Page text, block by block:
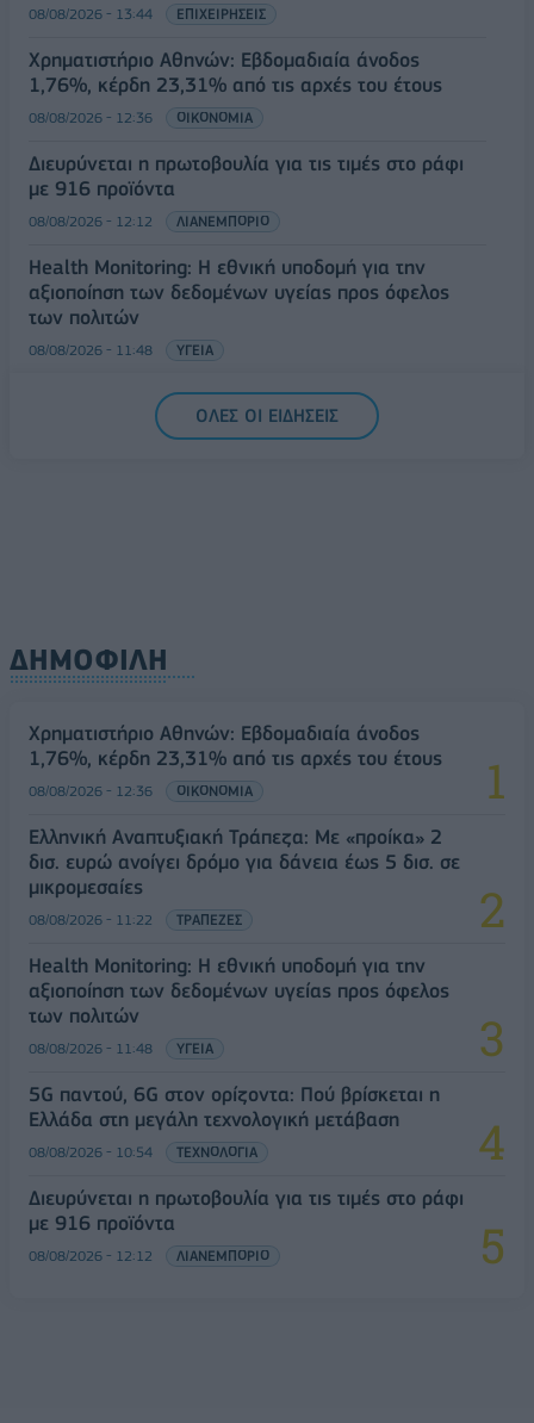
08/08/2026 - 13:44 ΕΠΙΧΕΙΡΗΣΕΙΣ
Χρηματιστήριο Αθηνών: Εβδομαδιαία άνοδος
1,76%, κέρδη 23,31% από τις αρχές του έτους
08/08/2026 - 12:36 ΟΙΚΟΝΟΜΙΑ
Διευρύνεται η πρωτοβουλία για τις τιμές στο ράφι
με 916 προϊόντα
08/08/2026 - 12:12 ΛΙΑΝΕΜΠΟΡΙΟ
Health Monitoring: Η εθνική υποδομή για την
αξιοποίηση των δεδομένων υγείας προς όφελος
των πολιτών
08/08/2026 - 11:48 ΥΓΕΙΑ
Ελληνική Αναπτυξιακή Τράπεζα: Με «προίκα» 2 δισ.
ευρώ ανοίγει δρόμο για δάνεια έως 5 δισ. σε
ΟΛΕΣ ΟΙ ΕΙΔΗΣΕΙΣ
ΔΗΜΟΦΙΛΗ
Χρηματιστήριο Αθηνών: Εβδομαδιαία άνοδος
1,76%, κέρδη 23,31% από τις αρχές του έτους
08/08/2026 - 12:36 ΟΙΚΟΝΟΜΙΑ
Ελληνική Αναπτυξιακή Τράπεζα: Με «προίκα» 2
δισ. ευρώ ανοίγει δρόμο για δάνεια έως 5 δισ. σε
μικρομεσαίες
08/08/2026 - 11:22 ΤΡΑΠΕΖΕΣ
Health Monitoring: Η εθνική υποδομή για την
αξιοποίηση των δεδομένων υγείας προς όφελος
των πολιτών
08/08/2026 - 11:48 ΥΓΕΙΑ
5G παντού, 6G στον ορίζοντα: Πού βρίσκεται η
Ελλάδα στη μεγάλη τεχνολογική μετάβαση
08/08/2026 - 10:54 ΤΕΧΝΟΛΟΓΙΑ
Διευρύνεται η πρωτοβουλία για τις τιμές στο ράφι
με 916 προϊόντα
08/08/2026 - 12:12 ΛΙΑΝΕΜΠΟΡΙΟ